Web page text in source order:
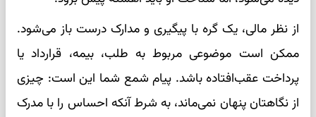
از نظر مالی، یک گره با پیگیری و مدارک درست باز می‌شود.
ممکن است موضوعی مربوط به طلب، بیمه، قرارداد یا
پرداخت عقب‌افتاده باشد. پیام شمع شما این است: چیزی
از نگاهتان پنهان نمی‌ماند، به شرط آنکه احساس را با مدرک